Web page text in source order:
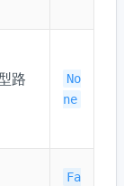
路
No
ne
Fa